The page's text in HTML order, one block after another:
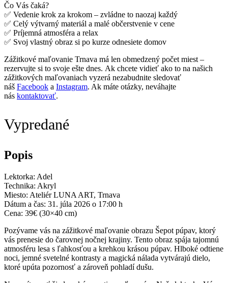
Čo Vás čaká?
✅ Vedenie krok za krokom – zvládne to naozaj každý
✅ Celý výtvarný materiál a malé občerstvenie v cene
✅ Príjemná atmosféra a relax
✅ Svoj vlastný obraz si po kurze odnesiete domov
Zážitkové maľovanie Trnava má len obmedzený počet miest –
rezervujte si to svoje ešte dnes. Ak chcete vidieť ako to na našich
zážitkových maľovaniach vyzerá nezabudnite sledovať
náš Facebook a Instagram. Ak máte otázky, neváhajte
nás kontaktovať.
Vypredané
Popis
Lektorka: Adel
Technika: Akryl
Miesto: Ateliér LUNA ART, Trnava
Dátum a čas: 31. júla 2026 o 17:00 h
Cena: 39€ (30×40 cm)
Pozývame vás na zážitkové maľovanie obrazu Šepot púpav, ktorý
vás prenesie do čarovnej nočnej krajiny. Tento obraz spája tajomnú
atmosféru lesa s ľahkosťou a krehkou krásou púpav. Hlboké odtiene
noci, jemné svetelné kontrasty a magická nálada vytvárajú dielo,
ktoré upúta pozornosť a zároveň pohladí dušu.